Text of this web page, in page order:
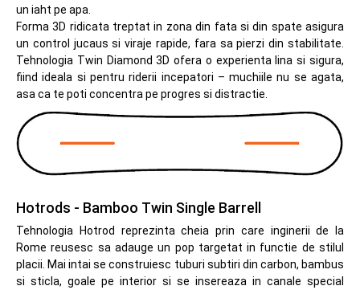
un iaht pe apa.
Forma 3D ridicata treptat in zona din fata si din spate asigura
un control jucaus si viraje rapide, fara sa pierzi din stabilitate.
Tehnologia Twin Diamond 3D ofera o experienta lina si sigura,
fiind ideala si pentru riderii incepatori – muchiile nu se agata,
asa ca te poti concentra pe progres si distractie.
Hotrods - Bamboo Twin Single Barrell
Tehnologia Hotrod reprezinta cheia prin care inginerii de la
Rome reusesc sa adauge un pop targetat in functie de stilul
placii. Mai intai se construiesc tuburi subtiri din carbon, bambus
si sticla, goale pe interior si se insereaza in canale special